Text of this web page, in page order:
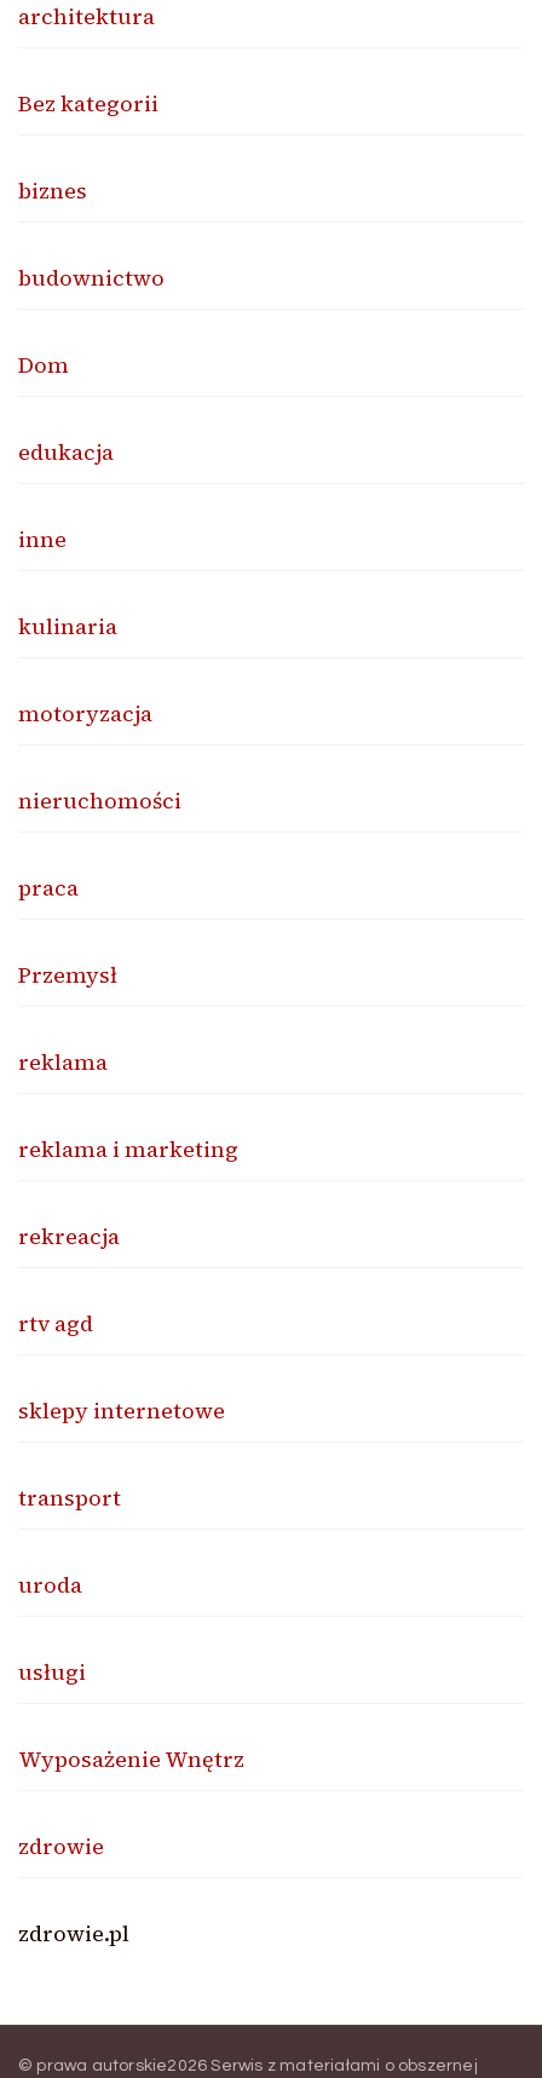
architektura
Bez kategorii
biznes
budownictwo
Dom
edukacja
inne
kulinaria
motoryzacja
nieruchomości
praca
Przemysł
reklama
reklama i marketing
rekreacja
rtv agd
sklepy internetowe
transport
uroda
usługi
Wyposażenie Wnętrz
zdrowie
zdrowie.pl
© prawa autorskie2026Serwis z materiałami o obszernej